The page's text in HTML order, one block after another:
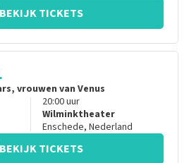
BEKIJK TICKETS
vrouwen van Venus
20:00uur
Wilminktheater
Enschede, Nederland
BEKIJK TICKETS